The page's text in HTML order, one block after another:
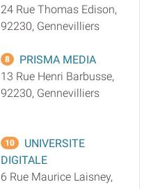
24 Rue Thomas Edison,
92230, Gennevilliers
8
PRISMA MEDIA
13 Rue Henri Barbusse,
92230, Gennevilliers
10
UNIVERSITE
DIGITALE
6 Rue Maurice Laisney,